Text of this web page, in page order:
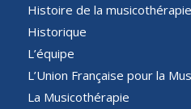
Histoire de la musicothérapie
Historique
L’équipe
L’Union Française pour la
La Musicothérapie